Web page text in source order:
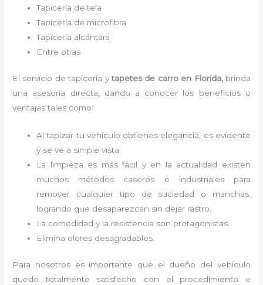
Tapicería de tela
Tapicería de microfibra
Tapicería alcántara
Entre otras
El servicio de tapicería ytapetes de carro en Florida, brinda
una asesoría directa, dando a conocer los beneficios o
ventajas tales como:
Al tapizar tu vehículo obtienes elegancia, es evidente
y se ve a simple vista.
La limpieza es más fácil y en la actualidad existen
muchos métodos caseros e industriales para
remover cualquier tipo de suciedad o manchas,
logrando que desaparezcan sin dejar rastro.
La comodidad y la resistencia son protagonistas.
Elimina olores desagradables.
Para nosotros es importante que el dueño del vehículo
quede totalmente satisfecho con el procedimiento e